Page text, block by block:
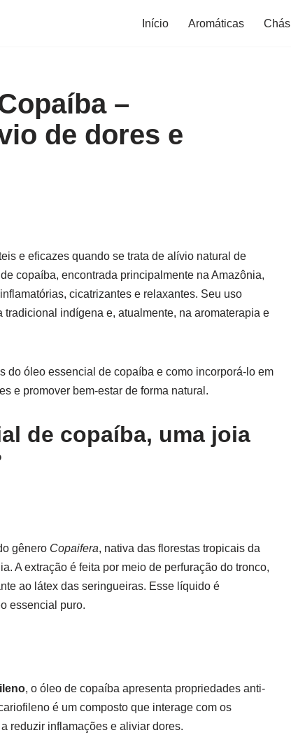
Início Aromáticas Chás
–
de dores e
e eficazes quando se trata de alívio natural de
copaíba, encontrada principalmente na Amazônia,
cicatrizantes e relaxantes. Seu uso
indígena e, atualmente, na aromaterapia e
do óleo essencial de copaíba e como incorporá-lo em
e promover bem-estar de forma natural.
de copaíba, uma joia
gênero Copaifera, nativa das florestas tropicais da
A extração é feita por meio de perfuração do tronco,
ao látex das seringueiras. Esse líquido é
essencial puro.
, o óleo de copaíba apresenta propriedades anti-
é um composto que interage com os
reduzir inflamações e aliviar dores.